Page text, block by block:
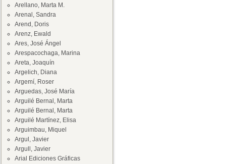
Arellano, Marta M.
Arenal, Sandra
Arend, Doris
Arenz, Ewald
Ares, José Ángel
Arespacochaga, Marina
Areta, Joaquín
Argelich, Diana
Argemí, Roser
Arguedas, José María
Arguilé Bernal, Marta
Arguilé Bernal, Marta
Arguilé Martínez, Elisa
Arguimbau, Miquel
Argul, Javier
Argull, Javier
Arial Ediciones Gráficas